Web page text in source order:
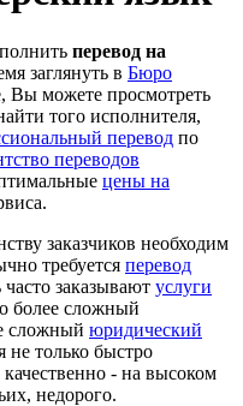
перевод на
заглянуть в Бюро
Вы можете просмотреть
того исполнителя,
перевод по
переводов
цены на
заказчиков необходим
требуется перевод
заказывают услуги
более сложный
сложный юридический
не только быстро
- на высоком
недорого.